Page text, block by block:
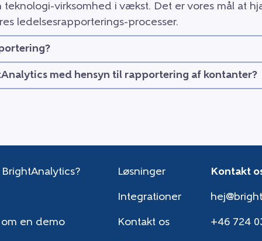
teknologi-virksomhed i vækst. Det er vores mål at
ledelsesrapporterings-processer.
med hensyn til rapportering af kontanter?
Løsninger
Integrationer
en demo Kontakt os
Kontakt
+46 724